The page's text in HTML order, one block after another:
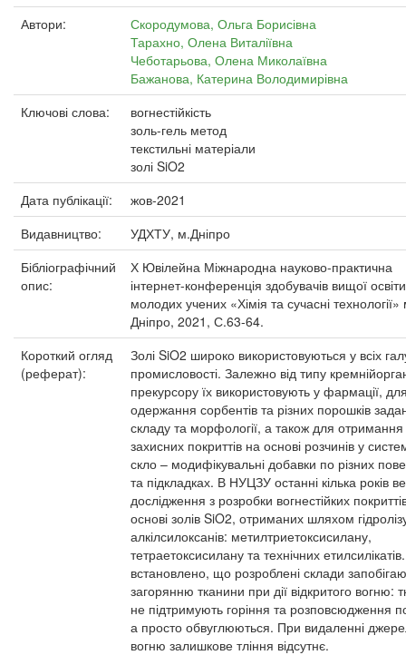
Автори:
Скородумова, Ольга Борисівна
Тарахно, Олена Виталіївна
Чеботарьова, Олена Миколаївна
Бажанова, Катерина Володимирівна
Ключові слова:
вогнестійкість
золь-гель метод
текстильні матеріали
золі SiO2
Дата публікації:
жов-2021
Видавництво:
УДХТУ, м.Дніпро
Бібліографічний
опис:
Х Ювілейна Міжнародна науково-практична
інтернет-конференція здобувачів вищої
молодих учених «Хімія та сучасні технології»
Дніпро, 2021, С.63-64.
Короткий огляд
(реферат):
Золі SiO2 широко використовуються у всіх
промисловості. Залежно від типу
прекурсору їх використовують у фармації,
одержання сорбентів та різних порошків
складу та морфології, а також для отримання
захисних покриттів на основі розчинів у
скло – модифікувальні добавки по різних
та підкладках. В НУЦЗУ останні кілька років
дослідження з розробки вогнестійких
основі золів SiO2, отриманих шляхом
алкілсилоксанів: метилтриетоксисилану,
тетраетоксисилану та технічних
встановлено, що розроблені склади
загорянню тканини при дії відкритого вогню:
не підтримують горіння та розповсюдження
а просто обвуглюються. При видаленні
вогню залишкове тління відсутнє.